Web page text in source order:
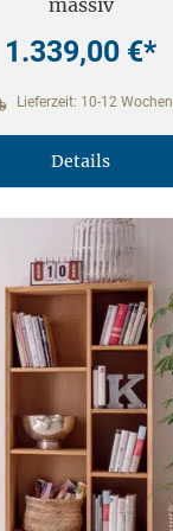
massiv
1.339,00 €*
Lieferzeit: 10-12 Wochen
Details